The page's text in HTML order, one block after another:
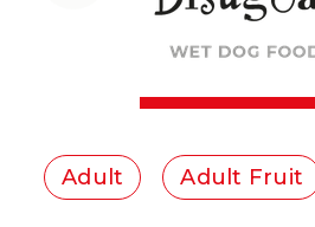
Adult Adult Fruit